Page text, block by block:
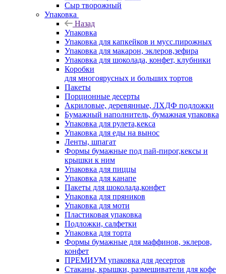
Сыр творожный
Упаковка
Назад
Упаковка
Упаковка для капкейков и мусс.пирожных
Упаковка для макарон, эклеров,зефира
Упаковка для шоколада, конфет, клубники
Коробки
для многоярусных и больших тортов
Пакеты
Порционные десерты
Акриловые, деревянные, ЛХДФ подложки
Бумажный наполнитель, бумажная упаковка
Упаковка для рулета,кекса
Упаковка для еды на вынос
Ленты, шпагат
Формы бумажные под пай-пирог,кексы и
крышки к ним
Упаковка для пиццы
Упаковка для канапе
Пакеты для шоколада,конфет
Упаковка для пряников
Упаковка для моти
Пластиковая упаковка
Подложки, салфетки
Упаковка для торта
Формы бумажные для маффинов, эклеров,
конфет
ПРЕМИУМ упаковка для десертов
Стаканы, крышки, размешиватели для кофе